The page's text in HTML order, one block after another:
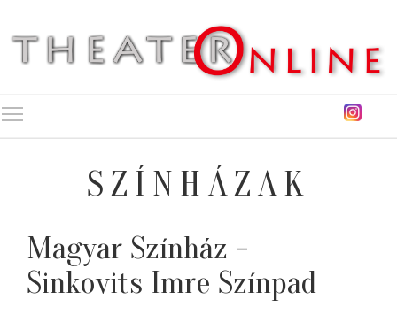
SZÍNHÁZAK
Magyar Színház -
Sinkovits Imre Színpad